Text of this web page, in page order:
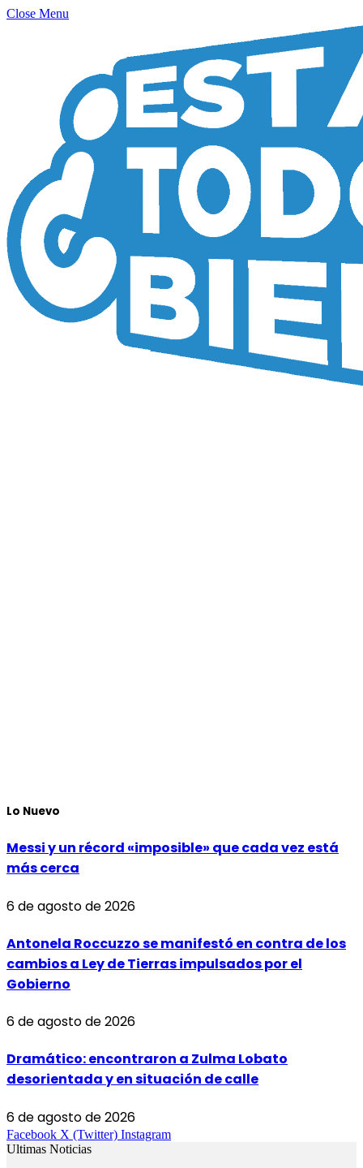
Close Menu
Lo Nuevo
Messi y un récord «imposible» que cada vez está
más cerca
6 de agosto de 2026
Antonela Roccuzzo se manifestó en contra de los
cambios a Ley de Tierras impulsados por el
Gobierno
6 de agosto de 2026
Dramático: encontraron a Zulma Lobato
desorientada y en situación de calle
6 de agosto de 2026
Facebook X (Twitter) Instagram
Ultimas Noticias